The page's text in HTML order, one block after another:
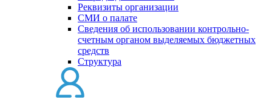
Реквизиты организации
СМИ о палате
Сведения об использовании контрольно-
счетным органом выделяемых бюджетных
средств
Структура